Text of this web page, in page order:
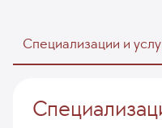
Специализации и